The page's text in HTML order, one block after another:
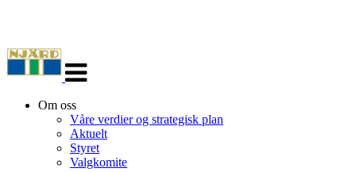
navigasjon
Om oss
Våre verdier og strategisk plan
Aktuelt
Styret
Valgkomite